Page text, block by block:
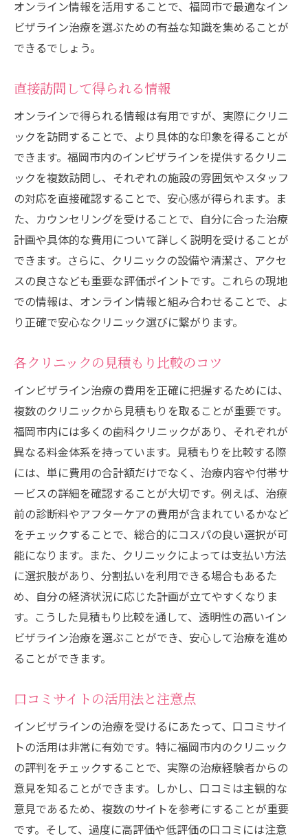
オンライン情報を活用することで、福岡市で最適なイン
ビザライン治療を選ぶための有益な知識を集めることが
できるでしょう。
直接訪問して得られる情報
オンラインで得られる情報は有用ですが、実際にクリニ
ックを訪問することで、より具体的な印象を得ることが
できます。福岡市内のインビザラインを提供するクリニ
ックを複数訪問し、それぞれの施設の雰囲気やスタッフ
の対応を直接確認することで、安心感が得られます。ま
た、カウンセリングを受けることで、自分に合った治療
計画や具体的な費用について詳しく説明を受けることが
できます。さらに、クリニックの設備や清潔さ、アクセ
スの良さなども重要な評価ポイントです。これらの現地
での情報は、オンライン情報と組み合わせることで、よ
り正確で安心なクリニック選びに繋がります。
各クリニックの見積もり比較のコツ
インビザライン治療の費用を正確に把握するためには、
複数のクリニックから見積もりを取ることが重要です。
福岡市内には多くの歯科クリニックがあり、それぞれが
異なる料金体系を持っています。見積もりを比較する際
には、単に費用の合計額だけでなく、治療内容や付帯サ
ービスの詳細を確認することが大切です。例えば、治療
前の診断料やアフターケアの費用が含まれているかなど
をチェックすることで、総合的にコスパの良い選択が可
能になります。また、クリニックによっては支払い方法
に選択肢があり、分割払いを利用できる場合もあるた
め、自分の経済状況に応じた計画が立てやすくなりま
す。こうした見積もり比較を通して、透明性の高いイン
ビザライン治療を選ぶことができ、安心して治療を進め
ることができます。
口コミサイトの活用法と注意点
インビザラインの治療を受けるにあたって、口コミサイ
トの活用は非常に有効です。特に福岡市内のクリニック
の評判をチェックすることで、実際の治療経験者からの
意見を知ることができます。しかし、口コミは主観的な
意見であるため、複数のサイトを参考にすることが重要
です。そして、過度に高評価や低評価の口コミには注意